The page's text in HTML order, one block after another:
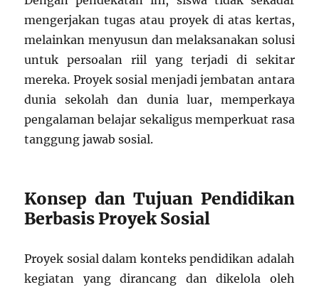
mengerjakan tugas atau proyek di atas kertas,
melainkan menyusun dan melaksanakan solusi
untuk persoalan riil yang terjadi di sekitar
mereka. Proyek sosial menjadi jembatan antara
dunia sekolah dan dunia luar, memperkaya
pengalaman belajar sekaligus memperkuat rasa
tanggung jawab sosial.
Konsep dan Tujuan Pendidikan
Berbasis Proyek Sosial
Proyek sosial dalam konteks pendidikan adalah
kegiatan yang dirancang dan dikelola oleh